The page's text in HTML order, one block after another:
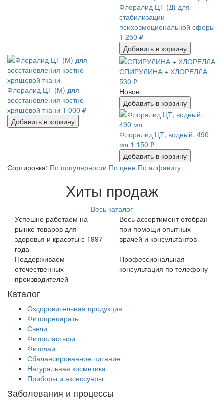
Флоралид ЦТ (Д) для
стабилизации
психоэмоциональной сферы
1 250 ₽
Добавить в корзину
Флоралид ЦТ (М) для
восстановления костно-
хрящевой ткани 1 000 ₽
Добавить в корзину
СПИРУЛИНА + ХЛОРЕЛЛА
530 ₽
Новое
Добавить в корзину
Флоралид ЦТ, водный, 490
мл 1 150 ₽
Добавить в корзину
Сортировка: По популярности По цене По алфавиту
Хиты продаж
Весь каталог
Успешно работаем на
рынке товаров для
здоровья и красоты с 1997
года
Весь ассортимент отобран
при помощи опытных
врачей и консультантов
Поддерживаем
отечественных
производителей
Профессиональная
консультация по телефону
Каталог
Оздоровительная продукция
Фитопрепараты
Свечи
Фитопластыри
Фиточаи
Сбалансированное питание
Натуральная косметика
Приборы и аксессуары
Заболевания и процессы